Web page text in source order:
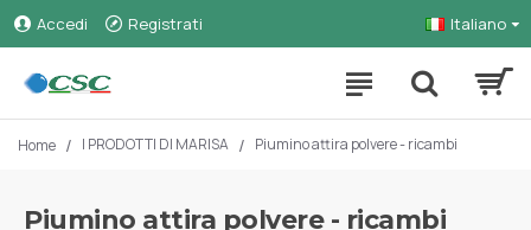
Accedi Registrati Italiano
Home I PRODOTTI DI MARISA Piumino attira polvere - ricambi
Piumino attira polvere - ricambi